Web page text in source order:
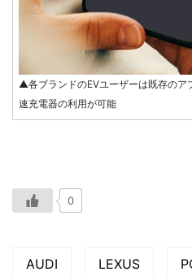
▲各ブランドのEVユーザーは既存のア
速充電器の利用が可能
0
AUDI LEXUS